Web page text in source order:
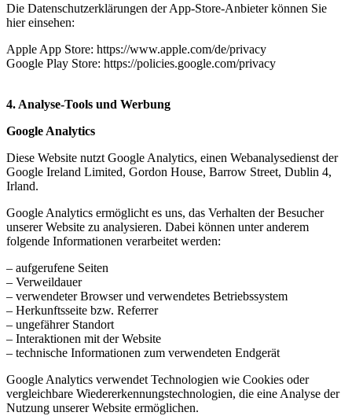
Die Datenschutzerklärungen der App-Store-Anbieter können Sie
hier einsehen:
Apple App Store: https://www.apple.com/de/privacy
Google Play Store: https://policies.google.com/privacy
4. Analyse-Tools und Werbung
Google Analytics
Diese Website nutzt Google Analytics, einen Webanalysedienst der
Google Ireland Limited, Gordon House, Barrow Street, Dublin 4,
Irland.
Google Analytics ermöglicht es uns, das Verhalten der Besucher
unserer Website zu analysieren. Dabei können unter anderem
folgende Informationen verarbeitet werden:
– aufgerufene Seiten
– Verweildauer
– verwendeter Browser und verwendetes Betriebssystem
– Herkunftsseite bzw. Referrer
– ungefährer Standort
– Interaktionen mit der Website
– technische Informationen zum verwendeten Endgerät
Google Analytics verwendet Technologien wie Cookies oder
vergleichbare Wiedererkennungstechnologien, die eine Analyse der
Nutzung unserer Website ermöglichen.